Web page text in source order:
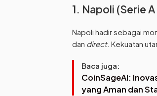
1. Napoli (Serie
Napoli hadir sebagai
dan direct. Kekuatan
Baca juga:
CoinSageAI:
yang Aman dan